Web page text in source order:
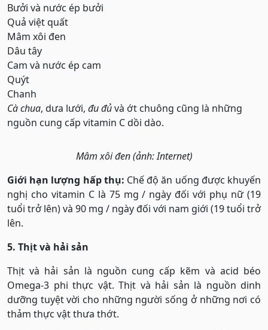
Bưởi và nước ép bưởi
Quả việt quất
Mâm xôi đen
Dâu tây
Cam và nước ép cam
Quýt
Chanh
Cà chua, dưa lưới, đu đủvà ớt chuông cũng là những
nguồn cung cấp vitamin C dồi dào.
Mâm xôi đen (ảnh: Internet)
Giới hạn lượng hấp thụ: Chế độ ăn uống được khuyến
nghị cho vitamin C là 75 mg / ngày đối với phụ nữ (19
tuổi trở lên) và 90 mg / ngày đối với nam giới (19 tuổi trở
lên.
5. Thịt và hải sản
Thịt và hải sản là nguồn cung cấp kẽm và acid béo
Omega-3 phi thực vật. Thịt và hải sản là nguồn dinh
dưỡng tuyệt vời cho những người sống ở những nơi có
thảm thực vật thưa thớt.